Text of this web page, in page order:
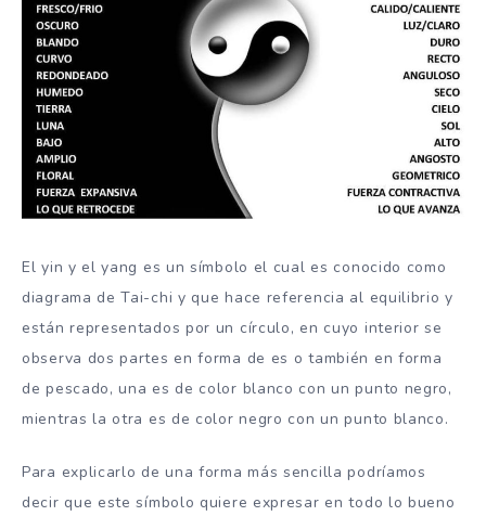
El yin y el yang es un símbolo el cual es conocido como
diagrama de Tai-chi y que hace referencia al equilibrio y
están representados por un círculo, en cuyo interior se
observa dos partes en forma de es o también en forma
de pescado, una es de color blanco con un punto negro,
mientras la otra es de color negro con un punto blanco.
Para explicarlo de una forma más sencilla podríamos
decir que este símbolo quiere expresar en todo lo bueno